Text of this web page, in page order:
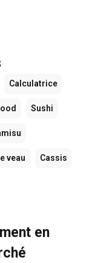
Calculatrice
Sushi
veau Cassis
en